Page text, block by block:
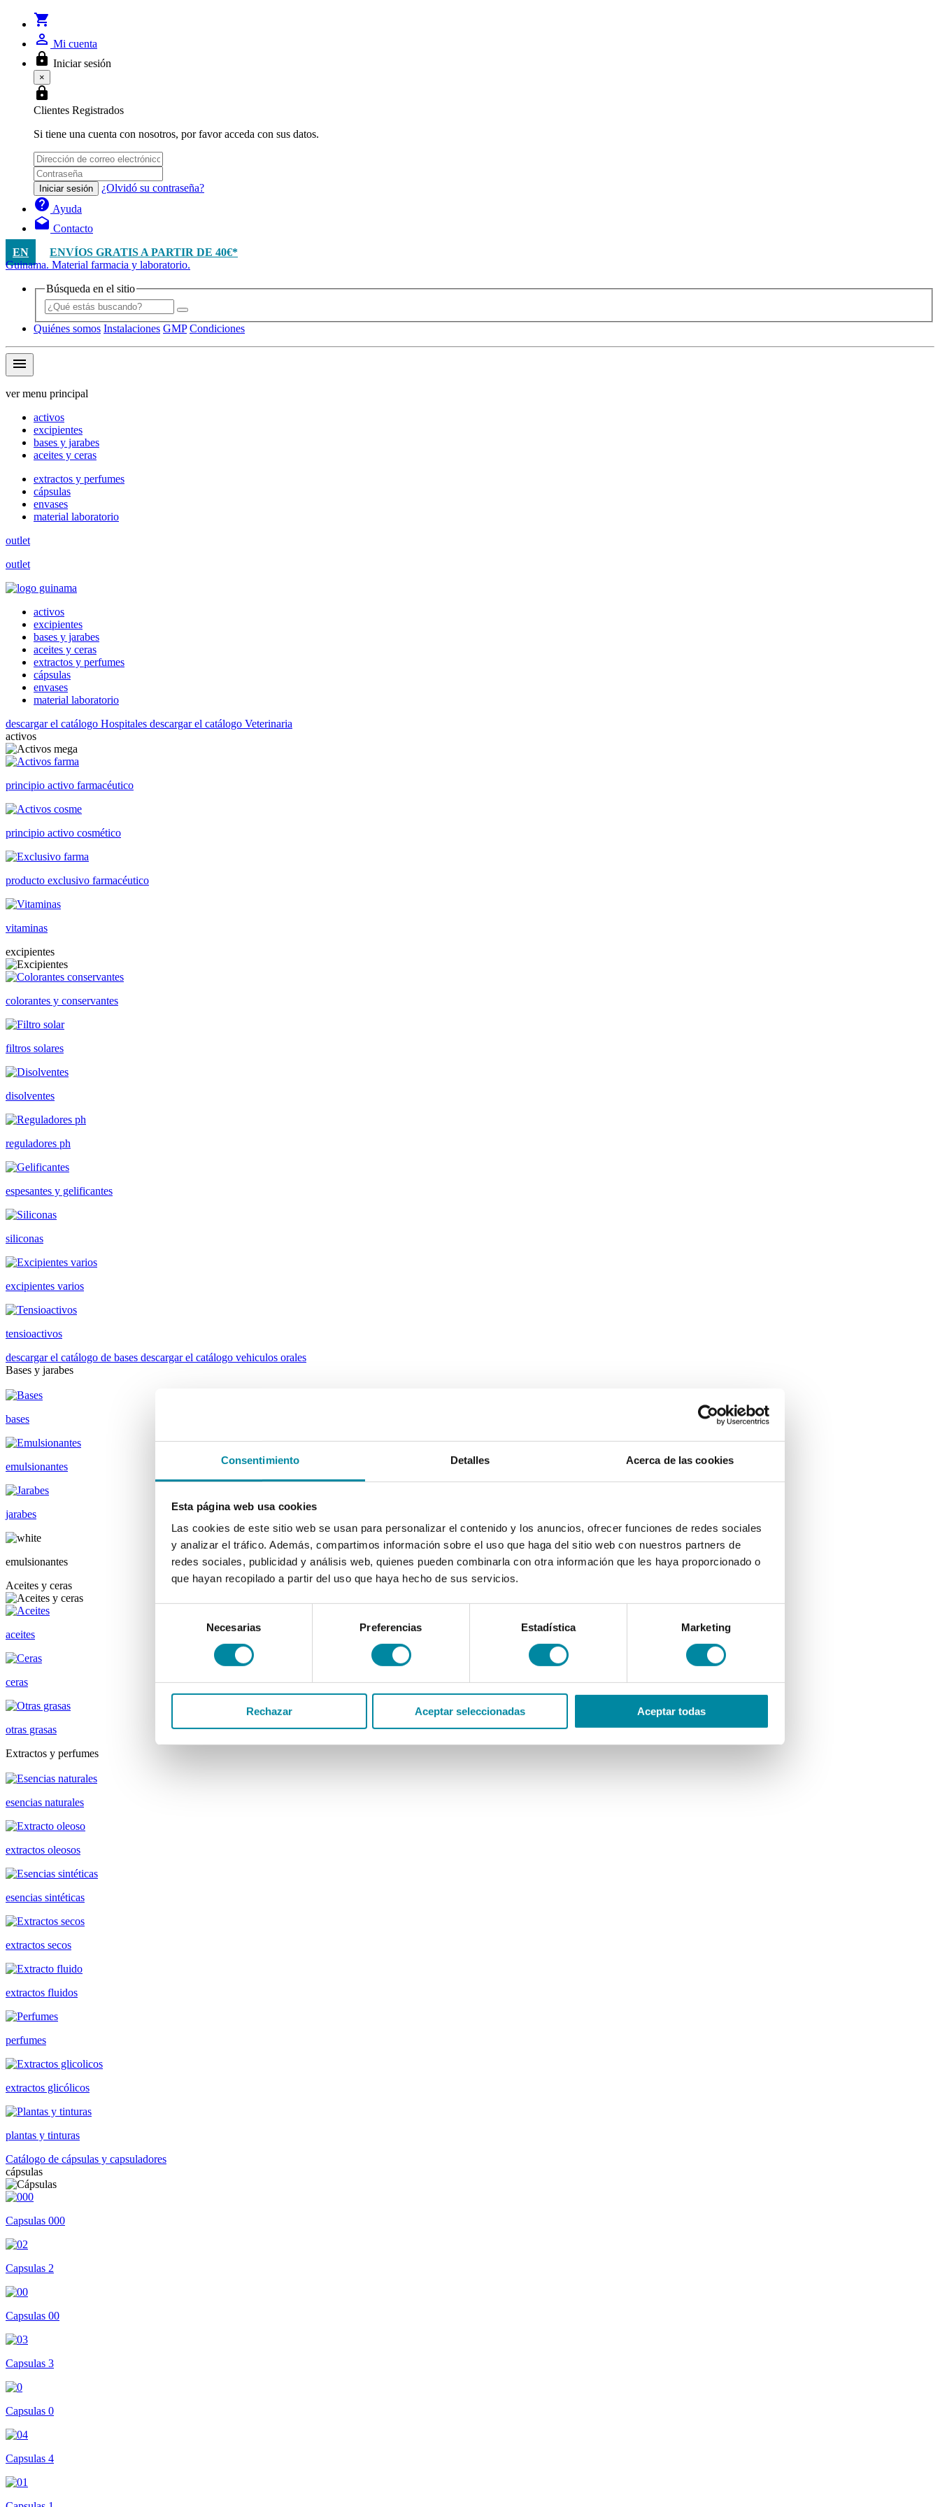
Consentimiento Detalles Acerca de las cookies
Esta página web usa cookies
Las cookies de este sitio web se usan para personalizar el contenido y los anuncios, ofrecer funciones de redes sociales
y analizar el tráfico. Además, compartimos información sobre el uso que haga del sitio web con nuestros partners de
redes sociales, publicidad y análisis web, quienes pueden combinarla con otra información que les haya proporcionado o
que hayan recopilado a partir del uso que haya hecho de sus servicios.
consentimiento
Necesarias Preferencias Estadística Marketing
Rechazar Aceptar seleccionadas Aceptar todas
shopping_cart
person_outline Mi cuenta
lock Iniciar sesión
×
lock
Clientes Registrados
Si tiene una cuenta con nosotros, por favor acceda con sus datos.
Iniciar sesión ¿Olvidó su contraseña?
help Ayuda
drafts Contacto
EN
ENVÍOS GRATIS A PARTIR DE 40€*
Guinama. Material farmacia y laboratorio.
Búsqueda en el sitio
Quiénes somos Instalaciones GMP Condiciones
menu
ver menu principal
activos
excipientes
bases y jarabes
aceites y ceras
extractos y perfumes
cápsulas
envases
material laboratorio
outlet
outlet
activos
excipientes
bases y jarabes
aceites y ceras
extractos y perfumes
cápsulas
envases
material laboratorio
descargar el catálogo Hospitales descargar el catálogo Veterinaria
activos
principio activo farmacéutico
principio activo cosmético
producto exclusivo farmacéutico
vitaminas
excipientes
colorantes y conservantes
filtros solares
disolventes
reguladores ph
espesantes y gelificantes
siliconas
excipientes varios
tensioactivos
descargar el catálogo de bases descargar el catálogo vehiculos orales
Bases y jarabes
bases
emulsionantes
jarabes
emulsionantes
Aceites y ceras
aceites
ceras
otras grasas
Extractos y perfumes
esencias naturales
extractos oleosos
esencias sintéticas
extractos secos
extractos fluidos
perfumes
extractos glicólicos
plantas y tinturas
Catálogo de cápsulas y capsuladores
cápsulas
Capsulas 000
Capsulas 2
Capsulas 00
Capsulas 3
Capsulas 0
Capsulas 4